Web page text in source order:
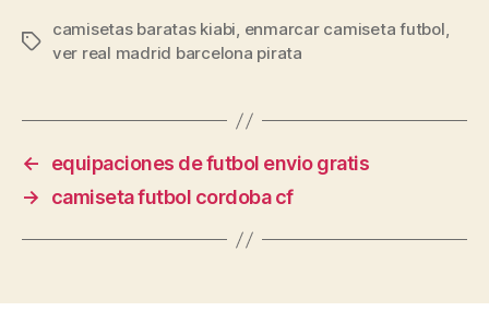
Etiquetas
camisetas baratas kiabi, enmarcar camiseta futbol,
ver real madrid barcelona pirata
←
equipaciones de futbol envio gratis
→
camiseta futbol cordoba cf